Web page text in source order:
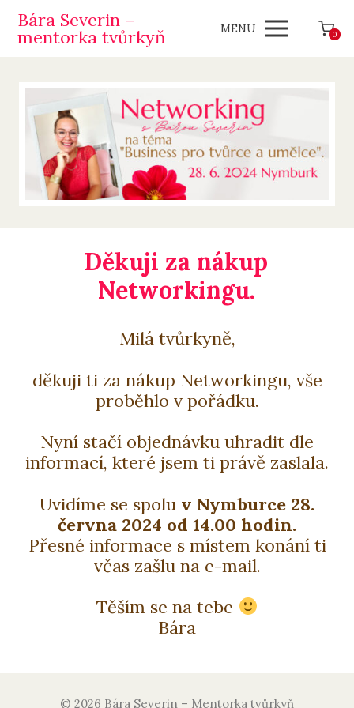
Bára Severin –
mentorka tvůrkyň MENU 0
Děkuji za nákup
Networkingu.
Milá tvůrkyně,
děkuji ti za nákup Networkingu, vše
proběhlo v pořádku.
Nyní stačí objednávku uhradit dle
informací, které jsem ti právě zaslala.
Uvidíme se spolu v Nymburce 28.
června 2024 od 14.00 hodin.
Přesné informace s místem konání ti
včas zašlu na e-mail.
Těším se na tebe
Bára
© 2026 Bára Severin – Mentorka tvůrkyň